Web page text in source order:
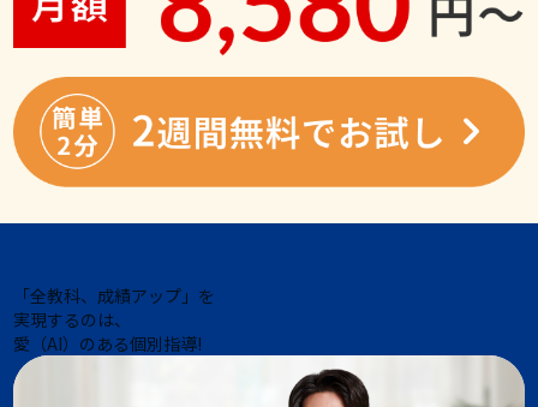
「全教科、成績アップ」を
実現するのは、
愛（AI）のある個別指導!